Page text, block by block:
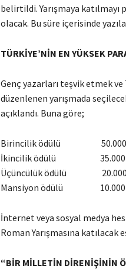
belirtildi. Yarışmaya katılmayı
olacak. Bu süre içerisinde
TÜRKİYE’NİN EN YÜKSEK
Genç yazarları teşvik etmek
düzenlenen yarışmada
açıklandı. Buna göre;
Birincilik ödülü 50.000
İkincilik ödülü 35.000
Üçüncülük ödülü 20.000
Mansiyon ödülü 10.000
İnternet veya sosyal medya
Roman Yarışmasına
“BİR MİLLETİN DİRENİŞİNİN